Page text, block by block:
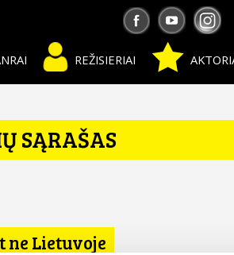
REŽISIERIAI
SĄRAŠAS
ne Lietuvoje